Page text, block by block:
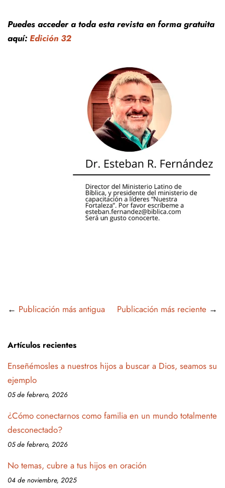
Puedes acceder a toda esta revista en forma gratuita
aquí: Edición 32
← Publicación más antigua Publicación más reciente →
Artículos recientes
Enseñémosles a nuestros hijos a buscar a Dios, seamos su
ejemplo
05 de febrero, 2026
¿Cómo conectarnos como familia en un mundo totalmente
desconectado?
05 de febrero, 2026
No temas, cubre a tus hijos en oración
04 de noviembre, 2025